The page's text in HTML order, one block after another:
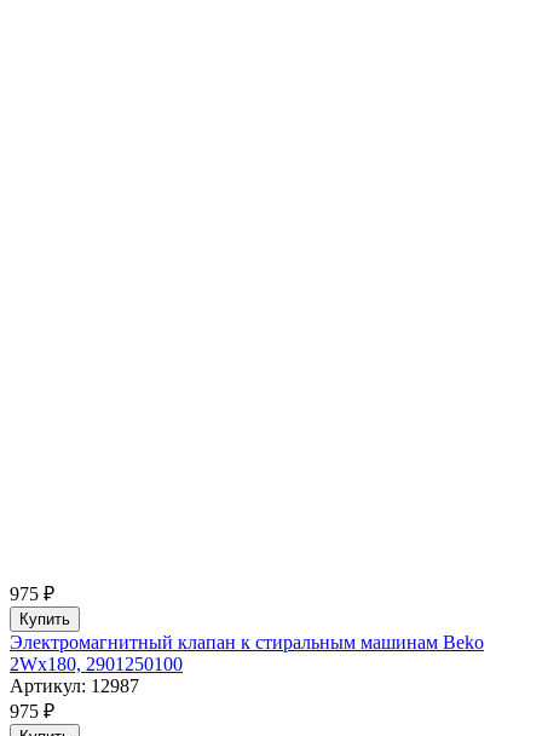
975 ₽
Купить
Электромагнитный клапан к стиральным машинам Beko
2Wx180, 2901250100
Артикул: 12987
975 ₽